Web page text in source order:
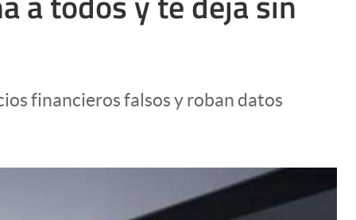
financieros falsos y roban datos